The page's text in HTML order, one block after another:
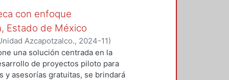
usuarios y beneficiarios
y estudios
de viento, análisis térmicos,
todos orientados a
la implementación de
promoviendo la
con enfoque
Estado de México
Azcapotzalco., 2024-11)
una solución centrada en la
de proyectos piloto para
y asesorías gratuitas, se brindará